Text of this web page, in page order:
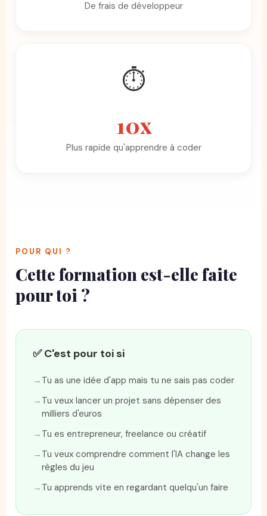
De frais de développeur
⏱️
10x
Plus rapide qu'apprendre à coder
POUR QUI ?
Cette formation est-elle faite
pour toi ?
✅ C'est pour toi si
Tu as une idée d'app mais tu ne sais pas coder
Tu veux lancer un projet sans dépenser des
milliers d'euros
Tu es entrepreneur, freelance ou créatif
Tu veux comprendre comment l'IA change les
règles du jeu
Tu apprends vite en regardant quelqu'un faire